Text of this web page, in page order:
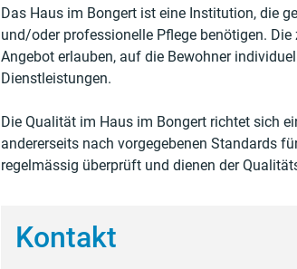
Das Haus im Bongert ist eine Institution, die
und/oder professionelle Pflege benötigen.
Angebot erlauben, auf die Bewohner
Dienstleistungen.
Die Qualität im Haus im Bongert richtet sich
andererseits nach vorgegebenen Standards
regelmässig überprüft und dienen der
Kontakt
Zugehörige Objekte